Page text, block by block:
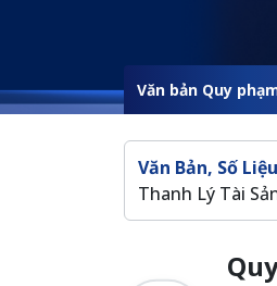
Văn bản Quy
Văn Bản, Số Liệu
Thanh Lý Tài